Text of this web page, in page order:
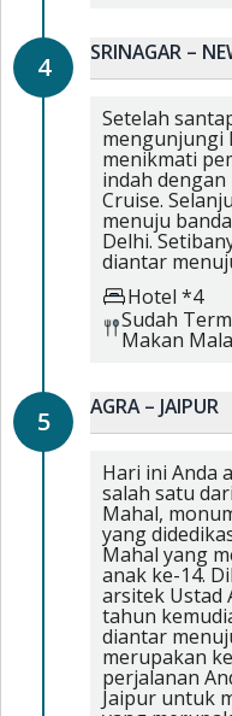
4 SRINAGAR –
Setelah
mengunjungi
menikmati
indah
Cruise.
menuju
Delhi.
diantar
Hotel *4
Sudah
Makan
5 AGRA – JAIPUR
Hari ini Anda
salah satu
Mahal,
yang
Mahal yang
anak ke-14.
arsitek Ustad
tahun
diantar
merupakan
perjalanan
Jaipur untuk